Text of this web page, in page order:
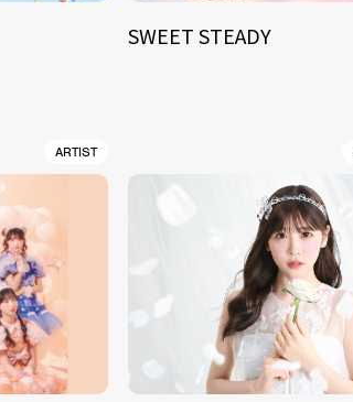
SWEET STEADY
ARTIST